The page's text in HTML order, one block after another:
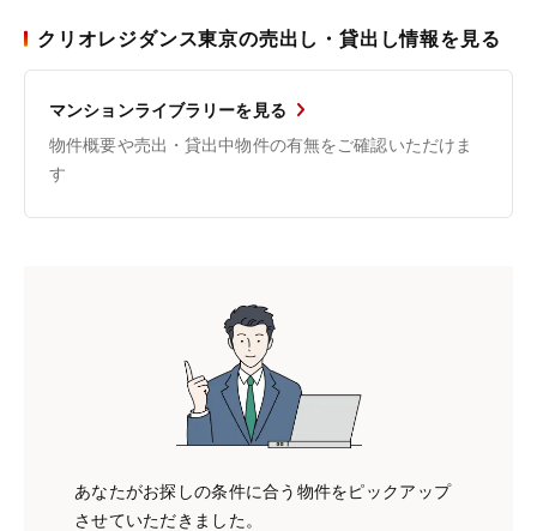
クリオレジダンス東京の売出し・貸出し情報を見る
マンションライブラリーを見る
物件概要や売出・貸出中物件の有無をご確認いただけま
す
あなたがお探しの条件に合う物件をピックアップ
させていただきました。